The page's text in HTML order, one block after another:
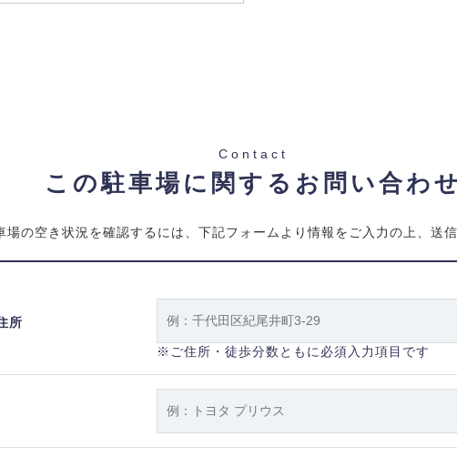
Contact
この駐車場に関するお問い合わせ
場の空き状況を確認するには、下記フォームより情報をご入力の上、送信
所
※ご住所・徒歩分数ともに必須入力項目です